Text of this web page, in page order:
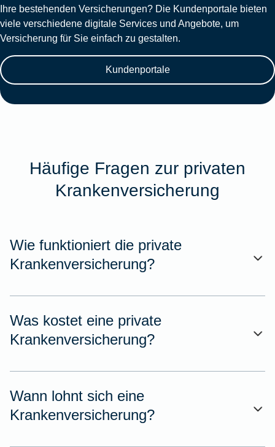
Ihre bestehenden Versicherungen? Die Kundenportale bieten
viele verschiedene digitale Services und Angebote, um
Versicherung für Sie einfach zu gestalten.
Kundenportale
Häufige Fragen zur privaten
Krankenversicherung
Wie funktioniert die private
Krankenversicherung?
Was kostet eine private
Krankenversicherung?
Wann lohnt sich eine
Krankenversicherung?